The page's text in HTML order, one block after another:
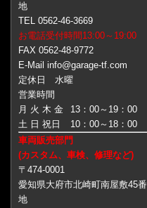
地
TEL 0562-46-3669
お電話受付時間13:00～19:00
FAX 0562-48-9772
E-Mail info@garage-tf.com
定休日 水曜
営業時間
月 火 木 金
13：00～19：00
土 日 祝日
10：00～18：00
車両販売部門
(カスタム、車検、修理など)
〒474-0001
愛知県大府市北崎町南屋敷45番
地